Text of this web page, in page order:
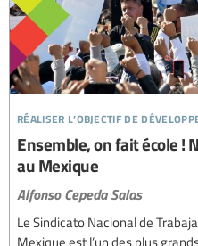
réaliser l’objectif de
Ensemble, on fait école !
au Mexique
Alfonso Cepeda Salas
Le Sindicato Nacional de
Mexique est l’un des plus